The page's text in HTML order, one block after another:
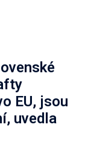
EU, jsou
uvedla